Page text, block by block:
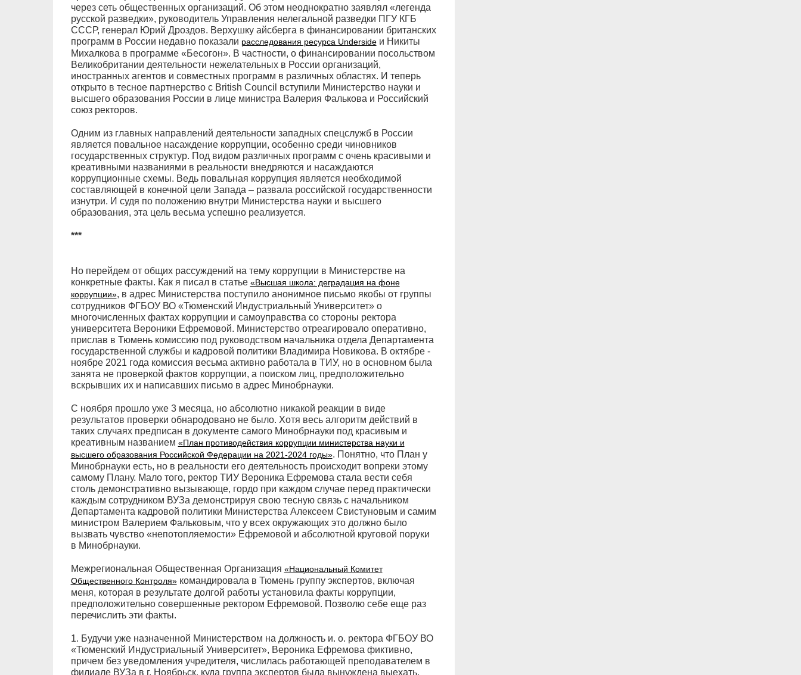
через сеть общественных организаций. Об этом неоднократно заявлял «легенда
русской разведки», руководитель Управления нелегальной разведки ПГУ КГБ
СССР, генерал Юрий Дроздов. Верхушку айсберга в финансировании британских
программ в России недавно показали расследования ресурса Undersideи Никиты
Михалкова в программе «Бесогон». В частности, о финансировании посольством
Великобритании деятельности нежелательных в России организаций,
иностранных агентов и совместных программ в различных областях. И теперь
открыто в тесное партнерство с British Council вступили Министерство науки и
высшего образования России в лице министра Валерия Фалькова и Российский
союз ректоров.
Одним из главных направлений деятельности западных спецслужб в России
является повальное насаждение коррупции, особенно среди чиновников
государственных структур. Под видом различных программ с очень красивыми и
креативными названиями в реальности внедряются и насаждаются
коррупционные схемы. Ведь повальная коррупция является необходимой
составляющей в конечной цели Запада – развала российской государственности
изнутри. И судя по положению внутри Министерства науки и высшего
образования, эта цель весьма успешно реализуется.
***
Но перейдем от общих рассуждений на тему коррупции в Министерстве на
конкретные факты. Как я писал в статье «Высшая школа: деградация на фоне
коррупции», в адрес Министерства поступило анонимное письмо якобы от группы
сотрудников ФГБОУ ВО «Тюменский Индустриальный Университет» о
многочисленных фактах коррупции и самоуправства со стороны ректора
университета Вероники Ефремовой. Министерство отреагировало оперативно,
прислав в Тюмень комиссию под руководством начальника отдела Департамента
государственной службы и кадровой политики Владимира Новикова. В октябре -
ноябре 2021 года комиссия весьма активно работала в ТИУ, но в основном была
занята не проверкой фактов коррупции, а поиском лиц, предположительно
вскрывших их и написавших письмо в адрес Минобрнауки.
С ноября прошло уже 3 месяца, но абсолютно никакой реакции в виде
результатов проверки обнародовано не было. Хотя весь алгоритм действий в
таких случаях предписан в документе самого Минобрнауки под красивым и
креативным названием «План противодействия коррупции министерства науки и
высшего образования Российской Федерации на 2021-2024 годы». Понятно, что План у
Минобрнауки есть, но в реальности его деятельность происходит вопреки этому
самому Плану. Мало того, ректор ТИУ Вероника Ефремова стала вести себя
столь демонстративно вызывающе, гордо при каждом случае перед практически
каждым сотрудником ВУЗа демонстрируя свою тесную связь с начальником
Департамента кадровой политики Министерства Алексеем Свистуновым и самим
министром Валерием Фальковым, что у всех окружающих это должно было
вызвать чувство «непотопляемости» Ефремовой и абсолютной круговой поруки
в Минобрнауки.
Межрегиональная Общественная Организация «Национальный Комитет
Общественного Контроля»командировала в Тюмень группу экспертов, включая
меня, которая в результате долгой работы установила факты коррупции,
предположительно совершенные ректором Ефремовой. Позволю себе еще раз
перечислить эти факты.
1. Будучи уже назначенной Министерством на должность и. о. ректора ФГБОУ ВО
«Тюменский Индустриальный Университет», Вероника Ефремова фиктивно,
причем без уведомления учредителя, числилась работающей преподавателем в
филиале ВУЗа в г. Ноябрьск, куда группа экспертов была вынуждена выехать.